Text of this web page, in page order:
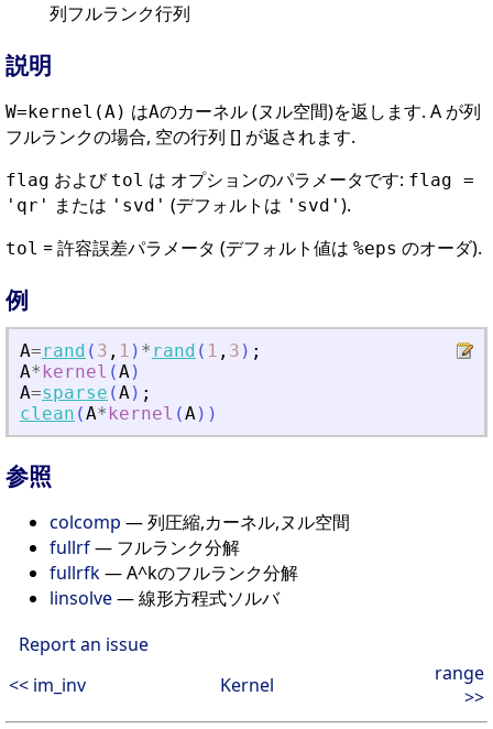
列フルランク行列
説明
W=kernel(A) はAのカーネル (ヌル空間)を返します. A が列
フルランクの場合, 空の行列 [] が返されます.
flag および tol は オプションのパラメータです: flag =
'qr' または 'svd' (デフォルトは 'svd' ).
tol = 許容誤差パラメータ (デフォルト値は %eps のオーダ).
例
A=rand ( 3 , 1 ) * rand ( 1 , 3 ) ;
A*kernel (A)
A=sparse (A) ;
clean (A*kernel (A) )
参照
colcomp — 列圧縮,カーネル,ヌル空間
fullrf— フルランク分解
fullrfk— A^kのフルランク分解
linsolve— 線形方程式ソルバ
Report an issue
<< im_inv
Kernel
range
>>